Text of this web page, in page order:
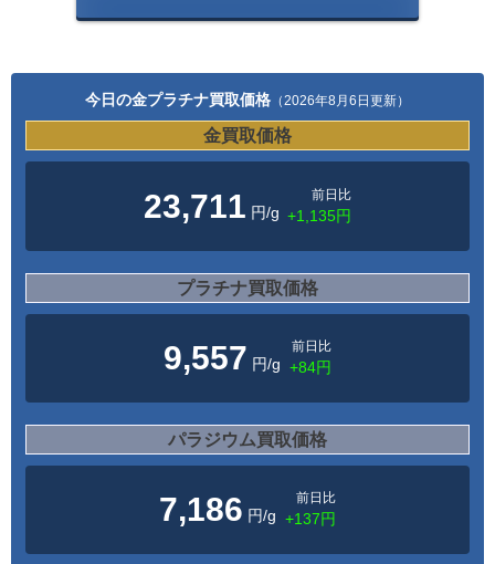
今日の金プラチナ買取価格 （2026年8月6日更新）
金買取価格
23,711 円/g
前日比
+1,135円
プラチナ買取価格
9,557 円/g
前日比
+84円
パラジウム買取価格
7,186 円/g
前日比
+137円